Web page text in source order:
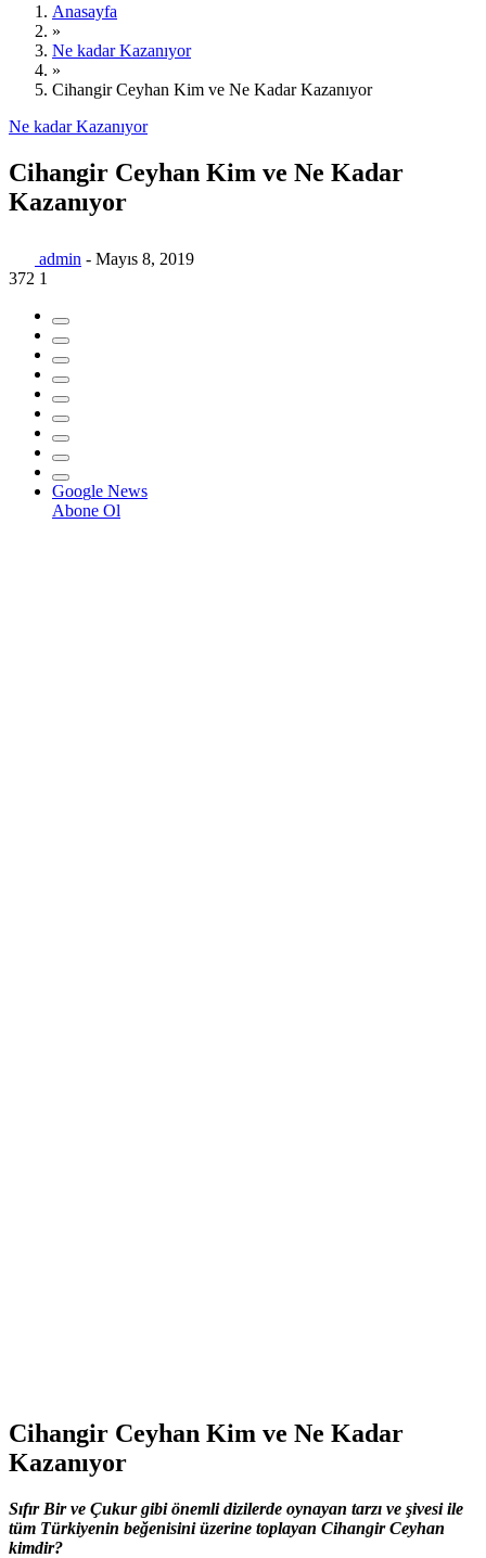
Anasayfa
»
Ne kadar Kazanıyor
»
Cihangir Ceyhan Kim ve Ne Kadar Kazanıyor
Ne kadar Kazanıyor
Cihangir Ceyhan Kim ve Ne Kadar
Kazanıyor
admin - Mayıs 8, 2019
372 1
Google News
Abone Ol
Cihangir Ceyhan Kim ve Ne Kadar
Kazanıyor
Sıfır Bir ve Çukur gibi önemli dizilerde oynayan tarzı ve şivesi ile
tüm Türkiyenin beğenisini üzerine toplayan Cihangir Ceyhan
kimdir?